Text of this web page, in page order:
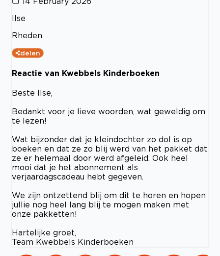
Ilse
Rheden
delen
Reactie van Kwebbels Kinderboeken
Beste Ilse,
Bedankt voor je lieve woorden, wat geweldig om
te lezen!
Wat bijzonder dat je kleindochter zo dol is op
boeken en dat ze zo blij werd van het pakket dat
ze er helemaal door werd afgeleid. Ook heel
mooi dat je het abonnement als
verjaardagscadeau hebt gegeven.
We zijn ontzettend blij om dit te horen en hopen
jullie nog heel lang blij te mogen maken met
onze pakketten!
Hartelijke groet,
Team Kwebbels Kinderboeken